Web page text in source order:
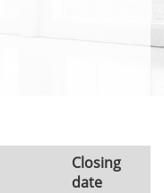
Closing
date